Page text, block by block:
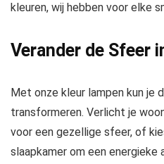
kleuren, wij hebben voor elke
Verander de Sfeer
Met onze kleur lampen kun je
transformeren. Verlicht je
voor een gezellige sfeer, of
slaapkamer om een energieke